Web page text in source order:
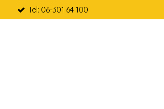
Tel: 06-301 64 100